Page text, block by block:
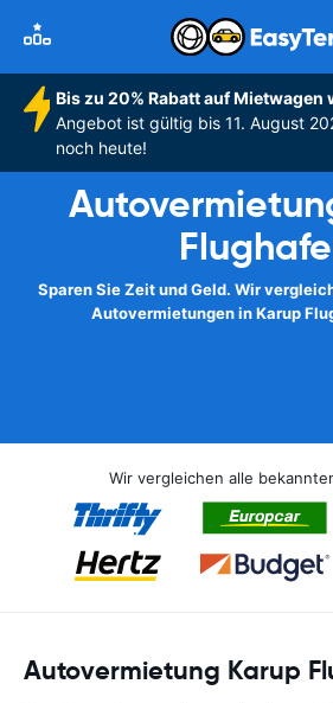
Bis zu 20% Rabatt auf Mietwagen
Angebot ist gültig bis 11. August
noch heute!
Sparen Sie Zeit und Geld. Wir
Autovermietungen in Karup
Wir vergleichen alle
Autovermietung Karup